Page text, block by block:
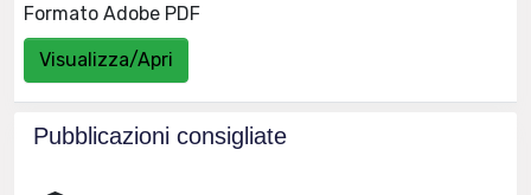
Formato Adobe PDF
Visualizza/Apri
Pubblicazioni consigliate